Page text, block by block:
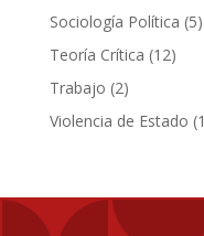
productos
Sociología Política 55
Teoría Crítica 1212
Trabajo 22
productos
Violencia de Estado 1